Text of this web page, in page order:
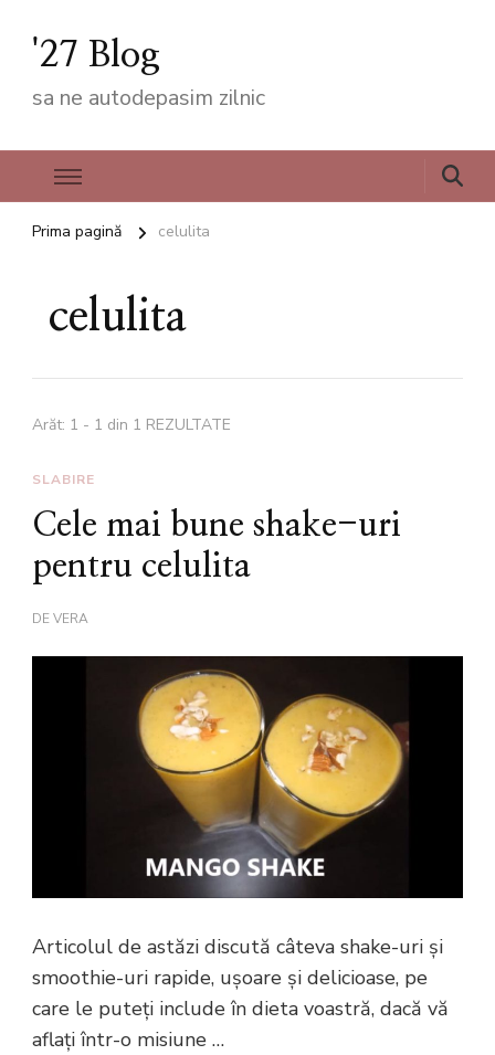
'27 Blog
sa ne autodepasim zilnic
Prima pagină celulita
celulita
Arăt: 1 - 1 din 1 REZULTATE
SLABIRE
Cele mai bune shake-uri
pentru celulita
DEVERA
Articolul de astăzi discută câteva shake-uri și
smoothie-uri rapide, ușoare și delicioase, pe
care le puteți include în dieta voastră, dacă vă
aflați într-o misiune …